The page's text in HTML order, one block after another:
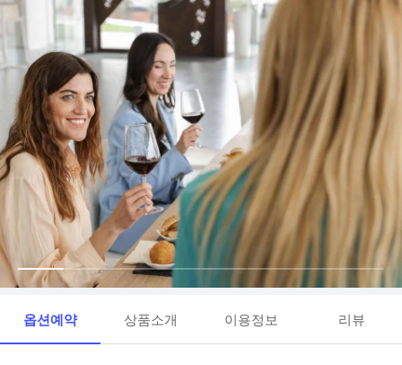
옵션예약 상품소개 이용정보 리뷰